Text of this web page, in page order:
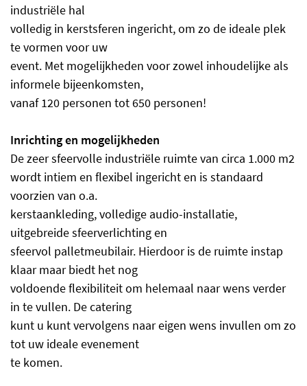
industriële hal
volledig in kerstsferen ingericht, om zo de ideale plek
te vormen voor uw
event. Met mogelijkheden voor zowel inhoudelijke als
informele bijeenkomsten,
vanaf 120 personen tot 650 personen!
Inrichting en mogelijkheden
De zeer sfeervolle industriële ruimte van circa 1.000 m2
wordt intiem en flexibel ingericht en is standaard
voorzien van o.a.
kerstaankleding, volledige audio-installatie,
uitgebreide sfeerverlichting en
sfeervol palletmeubilair. Hierdoor is de ruimte instap
klaar maar biedt het nog
voldoende flexibiliteit om helemaal naar wens verder
in te vullen. De catering
kunt u kunt vervolgens naar eigen wens invullen om zo
tot uw ideale evenement
te komen.